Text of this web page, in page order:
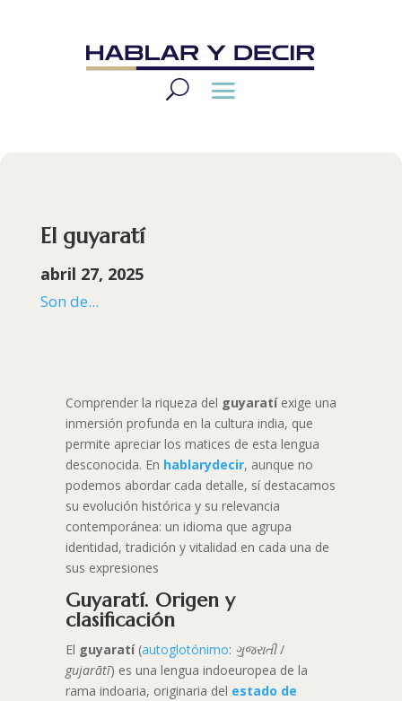
El guyaratí
abril 27, 2025
Son de...
Comprender la riqueza del guyaratíexige una
inmersión profunda en la cultura india, que
permite apreciar los matices de esta lengua
desconocida. En hablarydecir, aunque no
podemos abordar cada detalle, sí destacamos
su evolución histórica y su relevancia
contemporánea: un idioma que agrupa
identidad, tradición y vitalidad en cada una de
sus expresiones
Guyaratí. Origen y
clasificación
El guyaratí(autoglotónimo: ગુજરાતી/
gujarātī) es una lengua indoeuropea de la
rama indoaria, originaria del estado de